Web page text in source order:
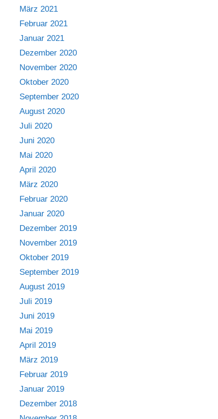
März 2021
Februar 2021
Januar 2021
Dezember 2020
November 2020
Oktober 2020
September 2020
August 2020
Juli 2020
Juni 2020
Mai 2020
April 2020
März 2020
Februar 2020
Januar 2020
Dezember 2019
November 2019
Oktober 2019
September 2019
August 2019
Juli 2019
Juni 2019
Mai 2019
April 2019
März 2019
Februar 2019
Januar 2019
Dezember 2018